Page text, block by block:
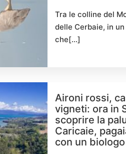
Tra le colline del
delle Cerbaie, in
che[…]
Aironi rossi,
vigneti: ora in
scoprire la
Caricaie,
con un biologo